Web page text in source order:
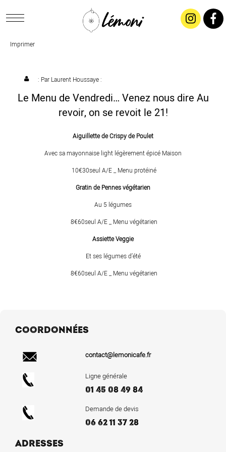
CONCEPT
LIVRAISON
SALADES & BUFFETS
TRAITEUR
CONTACTEZ-NOUS !
Imprimer
: Par Laurent Houssaye:
Le Menu de Vendredi… Venez nous dire Au
revoir, on se revoit le 21!
Aiguillette de Crispy de Poulet
Avec sa mayonnaise light légèrement épicé Maison
10€30seul A/E _ Menu protéiné
Gratin de Pennes végétarien
Au 5 légumes
8€60seul A/E _ Menu végétarien
Assiette Veggie
Et ses légumes d’été
8€60seul A/E _ Menu végétarien
COORDONNÉES
contact@lemonicafe.fr
Ligne générale
01 45 08 49 84
Demande de devis
06 62 11 37 28
ADRESSES